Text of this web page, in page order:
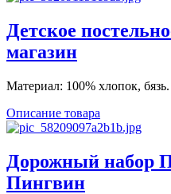
Детское
магазин
Материал: 100% хлопок, бязь.
Описание товара
Дорожный набор
Пингвин